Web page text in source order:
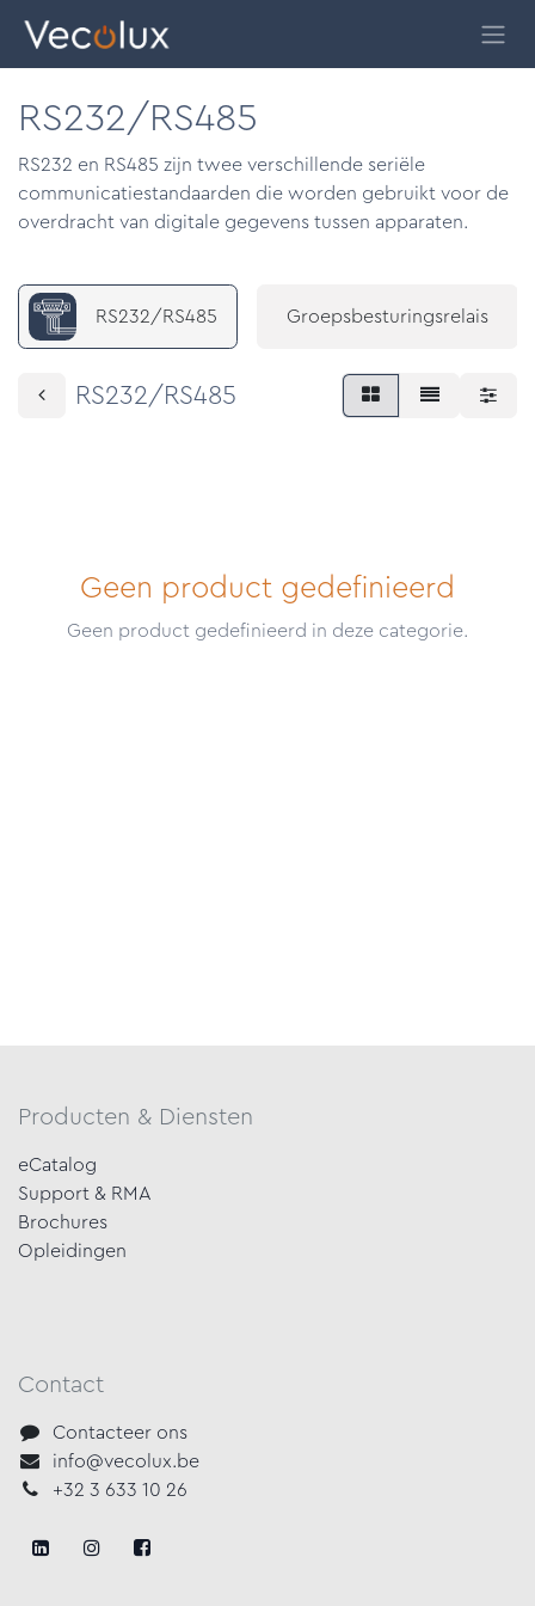
RS232/RS485
RS232 en RS485 zijn twee verschillende seriële
communicatiestandaarden die worden gebruikt voor de
overdracht van digitale gegevens tussen apparaten.
RS232/RS485 Groepsbesturingsrelais
RS232/RS485
Geen product gedefinieerd
Geen product gedefinieerd in deze categorie.
Producten & Diensten
eCatalog
Support & RMA
Brochures
Opleidingen
Contact
Contacteer ons
info@vecolux.be
+32 3 633 10 26